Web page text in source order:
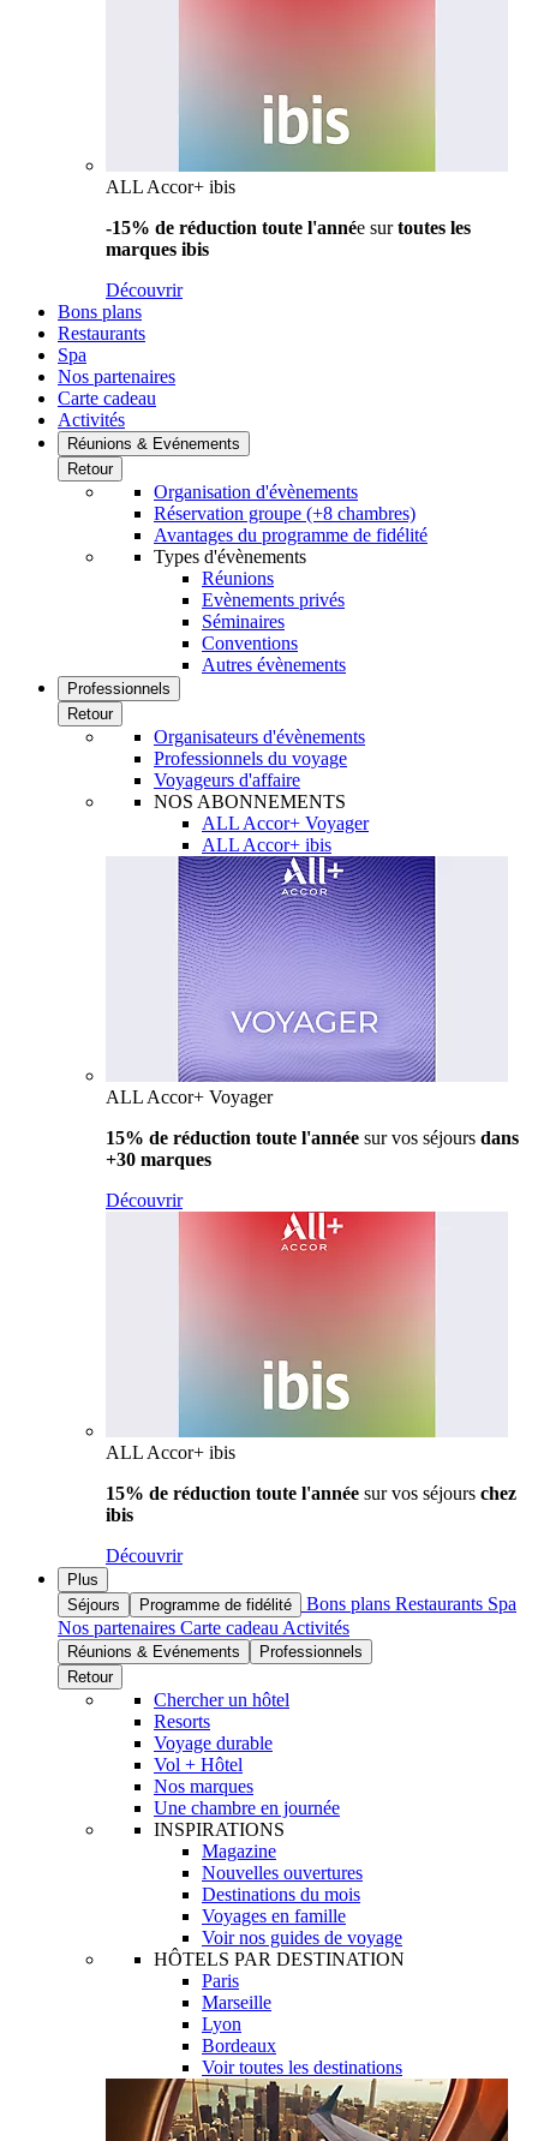
ALL Accor+ ibis
-15% de réduction toute l'année surtoutes les
marques ibis
Découvrir
Bons plans
Restaurants
Spa
Nos partenaires
Carte cadeau
Activités
Réunions & Evénements
Retour
Organisation d'évènements
Réservation groupe (+8 chambres)
Avantages du programme de fidélité
Types d'évènements
Réunions
Evènements privés
Séminaires
Conventions
Autres évènements
Professionnels
Retour
Organisateurs d'évènements
Professionnels du voyage
Voyageurs d'affaire
NOS ABONNEMENTS
ALL Accor+ Voyager
ALL Accor+ ibis
ALL Accor+ Voyager
15% de réduction toute l'année sur vos séjours dans
+30 marques
Découvrir
ALL Accor+ ibis
15% de réduction toute l'année sur vos séjours chez
ibis
Découvrir
Plus
Séjours
Programme de fidélité Bons plans Restaurants Spa
Nos partenaires Carte cadeau Activités
Réunions & Evénements
Professionnels
Retour
Chercher un hôtel
Resorts
Voyage durable
Vol + Hôtel
Nos marques
Une chambre en journée
INSPIRATIONS
Magazine
Nouvelles ouvertures
Destinations du mois
Voyages en famille
Voir nos guides de voyage
HÔTELS PAR DESTINATION
Paris
Marseille
Lyon
Bordeaux
Voir toutes les destinations